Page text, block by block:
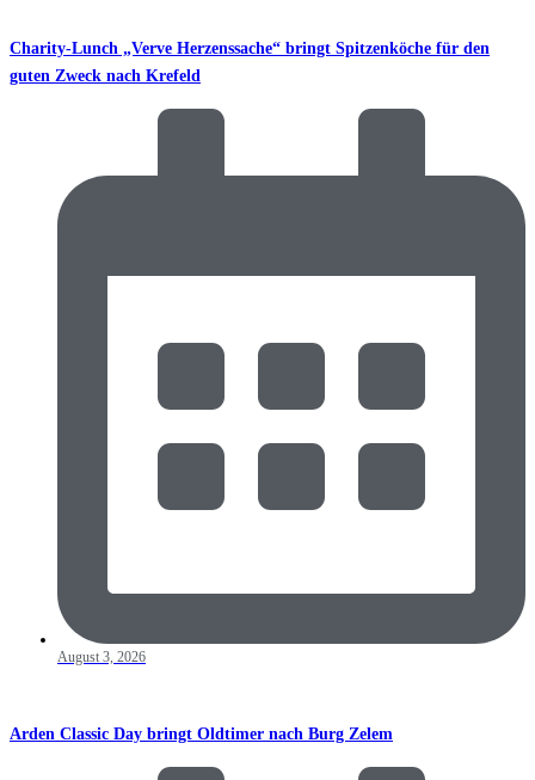
Charity-Lunch „Verve Herzenssache“ bringt Spitzenköche für den
guten Zweck nach Krefeld
August 3, 2026
Arden Classic Day bringt Oldtimer nach Burg Zelem